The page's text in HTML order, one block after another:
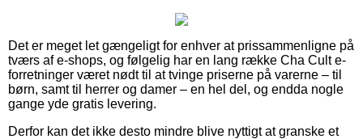
Det er meget let gængeligt for enhver at prissammenligne på
tværs af e-shops, og følgelig har en lang række Cha Cult e-
forretninger været nødt til at tvinge priserne på varerne – til
børn, samt til herrer og damer – en hel del, og endda nogle
gange yde gratis levering.
Derfor kan det ikke desto mindre blive nyttigt at granske et